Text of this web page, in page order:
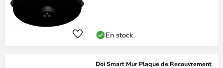
En stock
Doi Smart Mur Plaque de Recouvrement